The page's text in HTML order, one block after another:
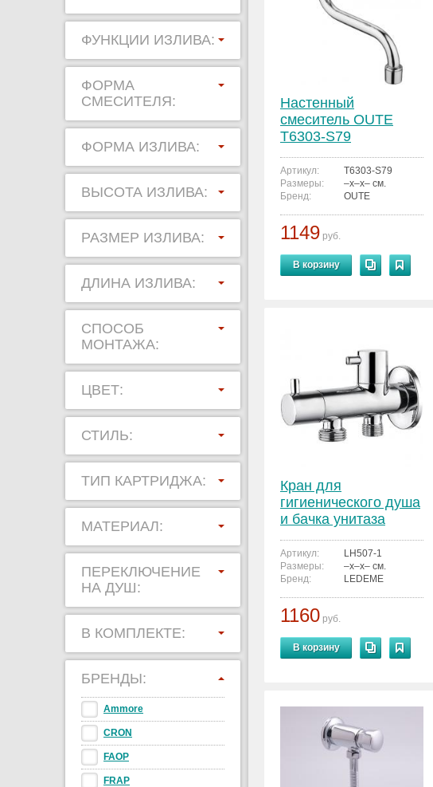
ФУНКЦИИ ИЗЛИВА:
ФОРМА
СМЕСИТЕЛЯ:
ФОРМА ИЗЛИВА:
ВЫСОТА ИЗЛИВА:
РАЗМЕР ИЗЛИВА:
ДЛИНА ИЗЛИВА:
СПОСОБ
МОНТАЖА:
ЦВЕТ:
СТИЛЬ:
ТИП КАРТРИДЖА:
МАТЕРИАЛ:
ПЕРЕКЛЮЧЕНИЕ
НА ДУШ:
В КОМПЛЕКТЕ:
БРЕНДЫ:
Ammore
CRON
FAOP
FRAP
Настенный
смеситель OUTE
T6303-S79
Артикул:
T6303-S79
Размеры:
–x–x– см.
Бренд:
OUTE
1149 руб.
В корзину
Кран для
гигиенического душа
и бачка унитаза
LEDEME LH507-1
Артикул:
LH507-1
Размеры:
–x–x– см.
Бренд:
LEDEME
1160 руб.
В корзину